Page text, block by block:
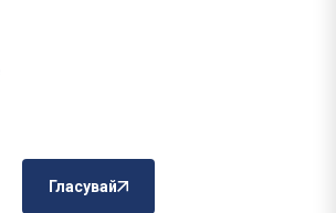
Гласувай